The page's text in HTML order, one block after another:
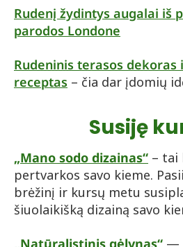
Rudenį žydintys augalai iš
parodos Londone
Rudeninis terasos dekoras
receptas – čia dar įdomių
Susiję
„Mano sodo dizainas“ – tai
pertvarkos savo kieme.
brėžinį ir kursų metu
šiuolaikišką dizainą savo